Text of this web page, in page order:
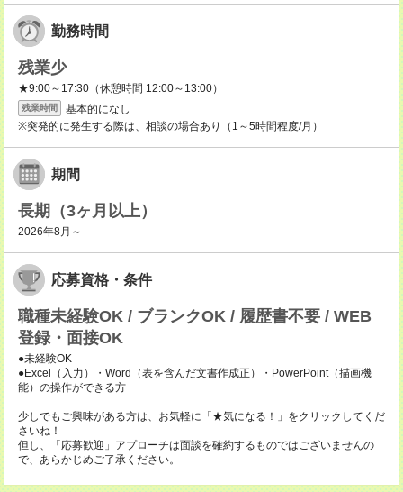
勤務時間
残業少
★9:00～17:30（休憩時間 12:00～13:00）
残業時間
基本的になし
※突発的に発生する際は、相談の場合あり（1～5時間程度/月）
期間
長期（3ヶ月以上）
2026年8月～
応募資格・条件
職種未経験OK / ブランクOK / 履歴書不要 / WEB
登録・面接OK
●未経験OK
●Excel（入力）・Word（表を含んだ文書作成正）・PowerPoint（描画機
能）の操作ができる方
少しでもご興味がある方は、お気軽に「★気になる！」をクリックしてくだ
さいね！
但し、「応募歓迎」アプローチは面談を確約するものではございませんの
で、あらかじめご了承ください。